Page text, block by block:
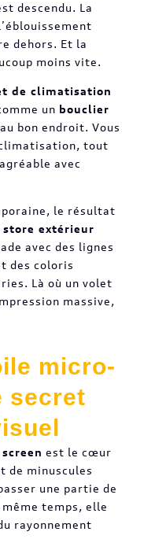
descendu. La
dehors. Et la
moins vite.
de climatisation
un bouclier
bon endroit. Vous
tout
avec
le résultat
store extérieur
avec des lignes
des coloris
Là où un volet
massive,
micro-
secret
est le cœur
de minuscules
une partie de
temps, elle
rayonnement